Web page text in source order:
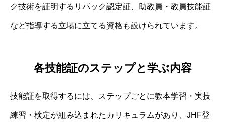
ク技術を証明するリパック認定証、助教員・教員技能証
など指導する立場に立てる資格も設けられています。
各技能証のステップと学ぶ内容
技能証を取得するには、ステップごとに教本学習・実技
練習・検定が組み込まれたカリキュラムがあり、JHF登